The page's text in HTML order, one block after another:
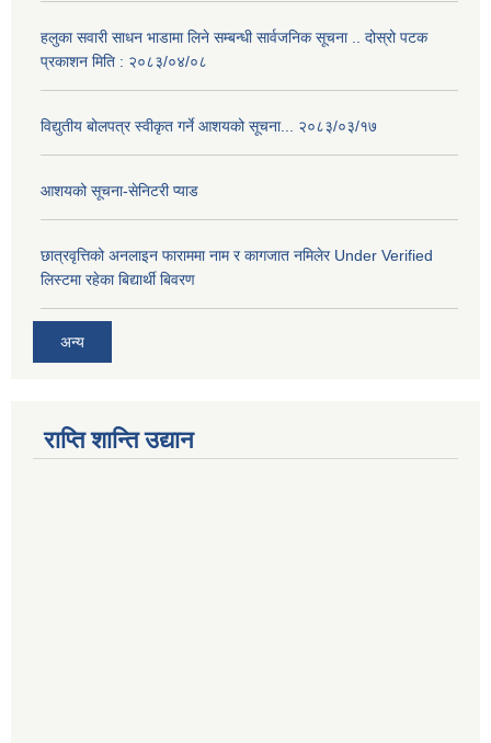
हलुका सवारी साधन भाडामा लिने सम्बन्धी सार्वजनिक सूचना .. दोस्रो पटक
प्रकाशन मिति : २०८३/०४/०८
विद्युतीय बोलपत्र स्वीकृत गर्ने आशयको सूचना... २०८३/०३/१७
आशयको सूचना-सेनिटरी प्याड
छात्रवृत्तिको अनलाइन फाराममा नाम र कागजात नमिलेर Under Verified
लिस्टमा रहेका बिद्यार्थी बिवरण
अन्य
राप्ति शान्ति उद्यान